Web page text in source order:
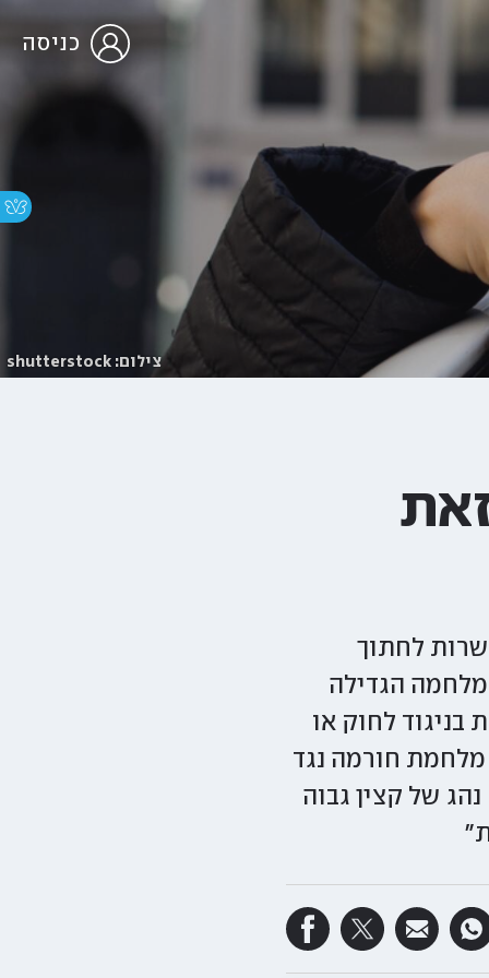
כניסה
צילום: shutterstock
לחתוך
הגדילה
לחוק או
חורמה נגד
של קצין גבוה